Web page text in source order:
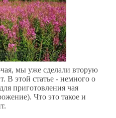
мы уже сделали вторую
В этой статье - немного о
приготовления чая
Что это такое и